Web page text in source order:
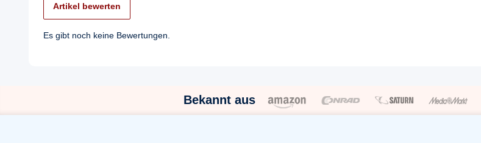
Artikel bewerten
Es gibt noch keine Bewertungen.
Bekannt aus